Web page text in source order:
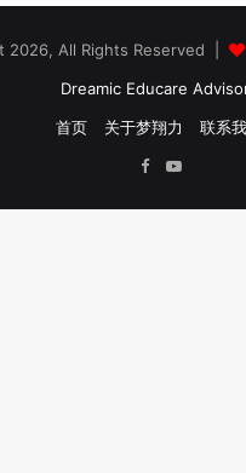
2026, All Rights Reserved |
Dreamic Educare
首页
关于梦翔力
联系
Facebook
YouTube